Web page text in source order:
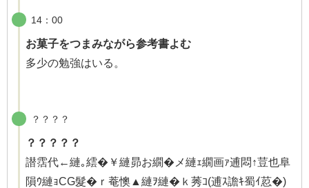
14：00
お菓子をつまみながら参考書よむ
多少の勉強はいる。
？？？？
？？？？？
譛霑代←縺｡繧�￥縺昴お繝�メ縺ｪ繝画ｧ逋悶↑荳也阜
隕ｳ縺ｮCG髮�ｒ菴懊▲縺ｦ縺�ｋ莠ｺ(逋ｽ譫ｷ蜀ｲ荵�)